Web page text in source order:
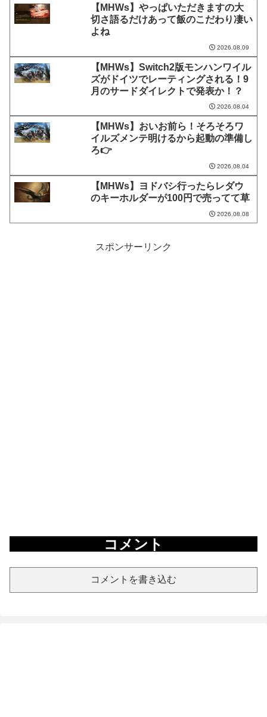
【MHWs】やっぱいただきますの大
切さ語るだけあって飯のこだわり凄い
よね
2026.08.09
【MHWs】Switch2版モンハンワイル
ズがドイツでレーティングされる！9
月のサードダイレクトで発表か！？
2026.08.04
【MHWs】おいお前ら！そろそろワ
イルズメンテ明けるから起動の準備し
ろ👉
2026.08.04
【MHWs】ヨドバシ行ったらレダウ
のキーホルダーが100円で売ってて草
2026.08.08
スポンサーリンク
コメント
コメントを書き込む